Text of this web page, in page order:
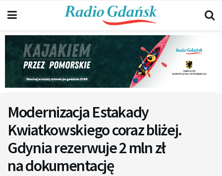
Modernizacja Estakady
Kwiatkowskiego coraz bliżej.
Gdynia rezerwuje 2 mln zł
na dokumentację